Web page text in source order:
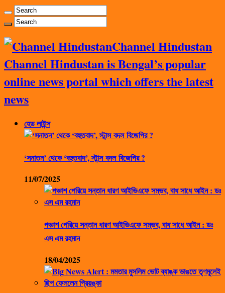
Channel Hindustan
Channel Hindustan is Bengal’s popular
online news portal which offers the latest
news
হেড লাইন্স
‘সনাতন’ থেকে ‘বহুতবাদ’, স্টান্স বদল বিজেপির ?
11/07/2025
পঞ্চাশ পেরিয়ে সন্তান ধারণ আইভিএফে সম্ভব, বাধ সাধে আইন : ডঃ
এস এম রহমান
18/04/2025